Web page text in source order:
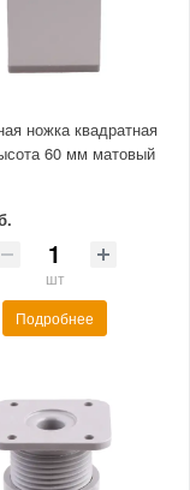
ножка квадратная
60 мм матовый
шт
Подробнее